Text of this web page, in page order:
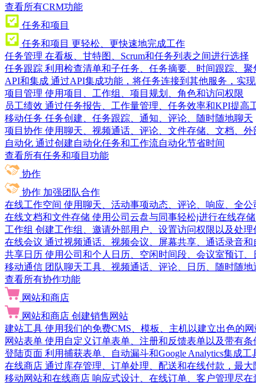
查看所有CRM功能
任务和项目
任务和项目 更轻松、更快速地完成工作
任务管理 在看板、甘特图、Scrum和任务列表之间进行选择
任务跟踪 利用检查清单和子任务、任务摘要、时间跟踪、
API和集成 通过API集成功能，将任务连接到其他服务，实
项目管理 使用项目、工作组、项目规划、角色和访问权限
员工绩效 通过任务报告、工作量管理、任务效率和KPI提高
移动任务 任务创建、任务跟踪、通知、评论、随时随地聊天
项目协作 使用聊天、视频通话、评论、文件存储、文档、
自动化 通过创建自动化任务和工作流自动化节省时间
查看所有任务和项目功能
协作
协作 加强团队合作
在线工作空间 使用聊天、活动事项动态、评论、响应、全公
在线文档和文件存储 使用公司云盘与同事轻松j进行在线存
工作组 创建工作组、邀请外部用户、设置访问权限以及处理
在线会议 通过视频通话、视频会议、屏幕共享、通话录音
共享日历 使用公司和个人日历、空闲时间段、会议室预订、
移动通信 团队聊天工具、视频通话、评论、日历、随时随地
查看所有协作功能
网站和商店
网站和商店 创建销售网站
建站工具 使用我们的免费CMS、模板、主机以建立出色的网
网站表单 使用自定义订单表单、注册和反馈表单以及带有
登陆页面 利用捕获表单、自动漏斗和Google Analytics集成工
在线商店 通过库存管理、订单处理、配送和在线付款，最
移动网站和在线商店 响应式设计、在线订单、客户管理尽在